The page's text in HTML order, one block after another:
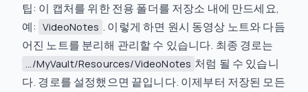
팁: 이 캡처를 위한 전용 폴더를 저장소 내에 만드세요,
예: VideoNotes . 이렇게 하면 원시 동영상 노트와 다듬
어진 노트를 분리해 관리할 수 있습니다. 최종 경로는
.../MyVault/Resources/VideoNotes 처럼 될 수 있습니
다. 경로를 설정했으면 끝입니다. 이제부터 저장된 모든